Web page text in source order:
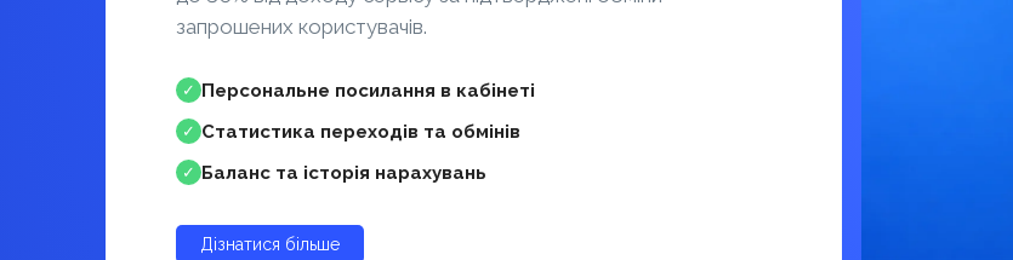
запрошених користувачів.
✓ Персональне посилання в кабінеті
✓ Статистика переходів та обмінів
✓ Баланс та історія нарахувань
Дізнатися більше